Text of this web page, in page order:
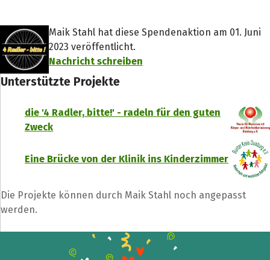
Maik Stahl hat diese Spendenaktion am 01. Juni
2023 veröffentlicht.
Nachricht schreiben
Unterstützte Projekte
die '4 Radler, bitte!' - radeln für den guten
Zweck
Eine Brücke von der Klinik ins Kinderzimmer
Die Projekte können durch Maik Stahl noch angepasst
werden.
Hilf mit noch mehr Spenden zu sammeln!
Messenger